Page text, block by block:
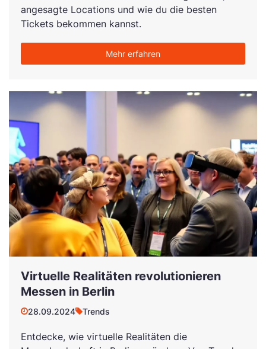
angesagte Locations und wie du die besten
Tickets bekommen kannst.
Mehr erfahren
Virtuelle Realitäten revolutionieren
Messen in Berlin
28.09.2024 Trends
Entdecke, wie virtuelle Realitäten die